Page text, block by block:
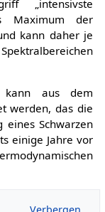
„intensivste
Maximum der
kann daher je
kann aus dem
werden, das die
eines Schwarzen
einige Jahre vor